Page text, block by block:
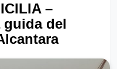
–
guida del